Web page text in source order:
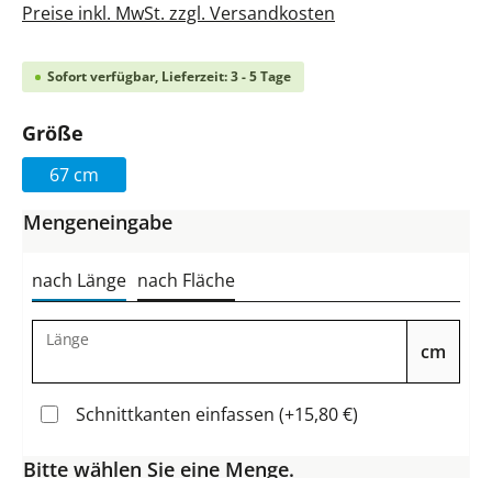
Preise inkl. MwSt. zzgl. Versandkosten
Sofort verfügbar, Lieferzeit: 3 - 5 Tage
Größe
67 cm
Mengeneingabe
nach Länge nach Fläche
Länge
cm
Schnittkanten einfassen (+15,80 €)
Bitte wählen Sie eine Menge.